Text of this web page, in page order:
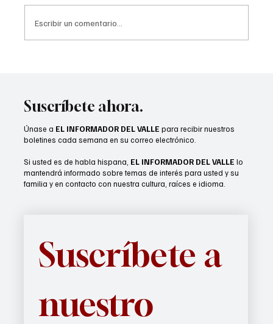
Escribir un comentario...
Suscríbete ahora.
Únase a EL INFORMADOR DEL VALLE para recibir nuestros
boletines cada semana en su correo electrónico.
Si usted es de habla hispana, EL INFORMADOR DEL VALLE lo
mantendrá informado sobre temas de interés para usted y su
familia y en contacto con nuestra cultura, raíces e idioma.
Suscríbete a
nuestro